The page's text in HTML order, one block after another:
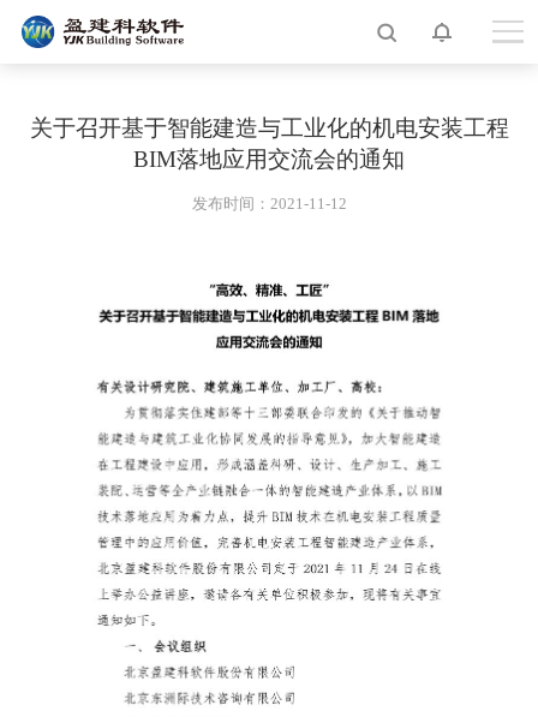
关于召开基于智能建造与工业化的机电安装工程
BIM落地应用交流会的通知
发布时间：2021-11-12